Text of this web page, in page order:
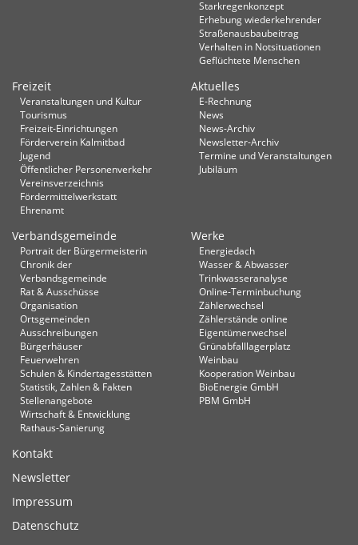
Starkregenkonzept
Erhebung wiederkehrender
Straßenausbaubeitrag
Verhalten in Not­situationen
Geflüchtete Menschen
Freizeit
Veranstaltungen und Kultur
Tourismus
Freizeit-Einrichtungen
Förderverein Kalmitbad
Jugend
Öffentlicher Personenverkehr
Vereinsverzeichnis
Fördermittelwerkstatt
Ehrenamt
Aktuelles
E-Rechnung
News
News-Archiv
Newsletter-Archiv
Termine und Veranstaltungen
Jubiläum
Verbandsgemeinde
Portrait der Bürgermeisterin
Chronik der
Verbandsgemeinde
Rat & Ausschüsse
Organisation
Ortsgemeinden
Ausschreibungen
Bürgerhäuser
Feuerwehren
Schulen & Kindertagesstätten
Statistik, Zahlen & Fakten
Stellenangebote
Wirtschaft & Entwicklung
Rathaus-Sanierung
Werke
Energiedach
Wasser & Abwasser
Trinkwasseranalyse
Online-Terminbuchung
Zählerwechsel
Zählerstände online
Eigentümerwechsel
Grünabfalllagerplatz
Weinbau
Kooperation Weinbau
BioEnergie GmbH
PBM GmbH
Kontakt
Newsletter
Impressum
Datenschutz